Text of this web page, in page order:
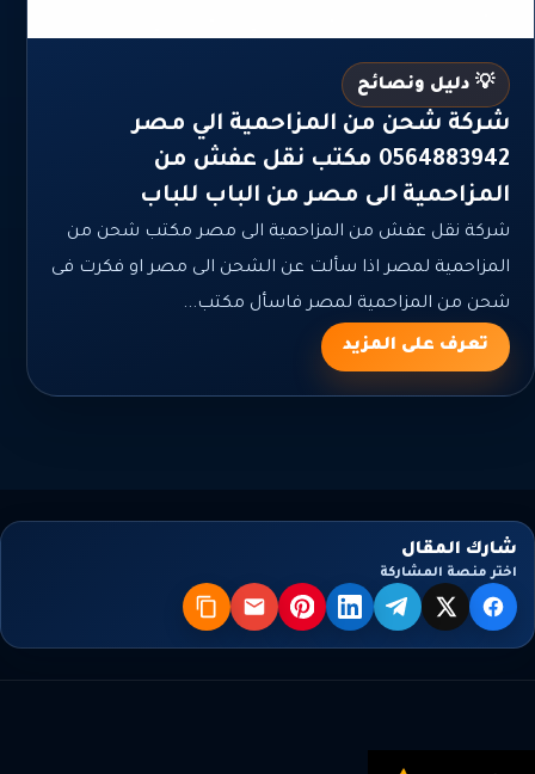
💡 دليل ونصائح
شركة شحن من المزاحمية الي مصر
0564883942 مكتب نقل عفش من
المزاحمية الى مصر من الباب للباب
شركة نقل عفش من المزاحمية الى مصر مكتب شحن من
المزاحمية لمصر اذا سألت عن الشحن الى مصر او فكرت فى
شحن من المزاحمية لمصر فاسأل مكتب...
تعرف على المزيد
شارك المقال
اختر منصة المشاركة
فيسبوك
X تيليجراملينكدإنبنترستالبريد نسخ